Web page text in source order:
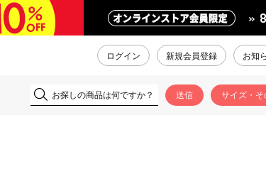
ログイン 新規会員登録 お知
サイズ・そ